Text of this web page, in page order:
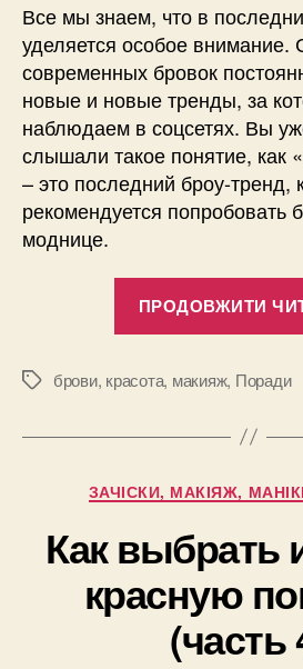
Все мы знаем, что в
уделяется особое внимание.
современных бровок
новые и новые тренды, за
наблюдаем в соцсетях. Вы
слышали такое понятие, как
– это последний броу-тренд,
рекомендуется попробовать
моднице.
ПРОДОВЖИТИ
Позначки
брови, красота, макияж, Поради
ЗАЧІСКИ, МАКІЯЖ,
Как выбрать
красную
(часть